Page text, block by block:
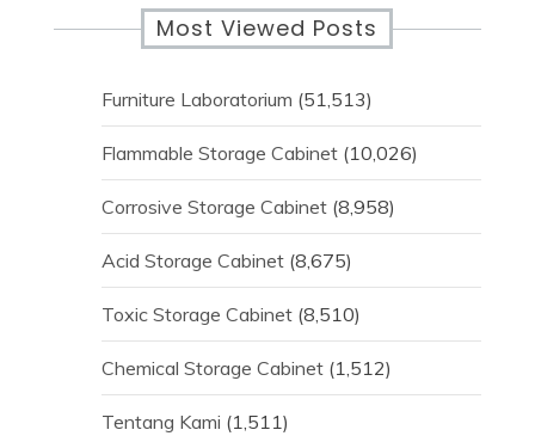
Most Viewed Posts
Furniture Laboratorium (51,513)
Flammable Storage Cabinet (10,026)
Corrosive Storage Cabinet (8,958)
Acid Storage Cabinet (8,675)
Toxic Storage Cabinet (8,510)
Chemical Storage Cabinet (1,512)
Tentang Kami (1,511)